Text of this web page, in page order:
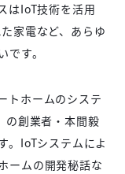
はIoT技術を活用
家電など、あらゆ
です。
トホームのシステ
の創業者・本間毅
。IoTシステムによ
ームの開発秘話な